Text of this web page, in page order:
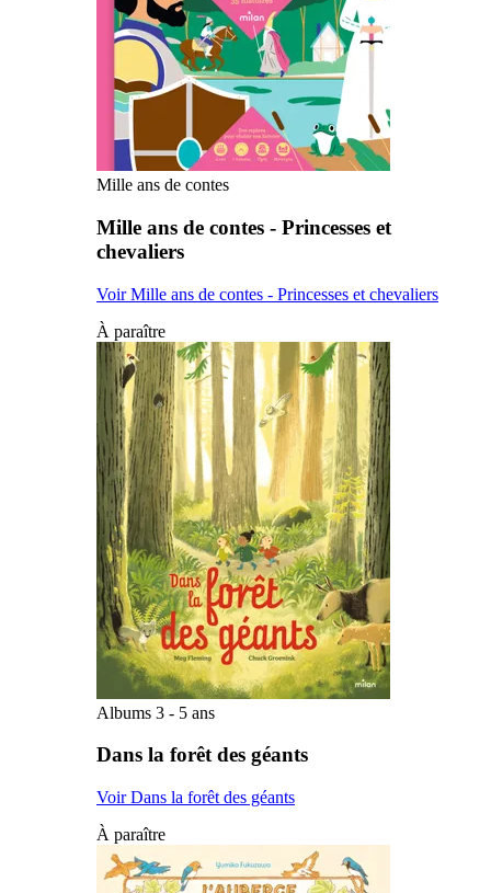
Mille ans de contes
Mille ans de contes - Princesses et
chevaliers
Voir Mille ans de contes - Princesses et chevaliers
À paraître
Albums 3 - 5 ans
Dans la forêt des géants
Voir Dans la forêt des géants
À paraître